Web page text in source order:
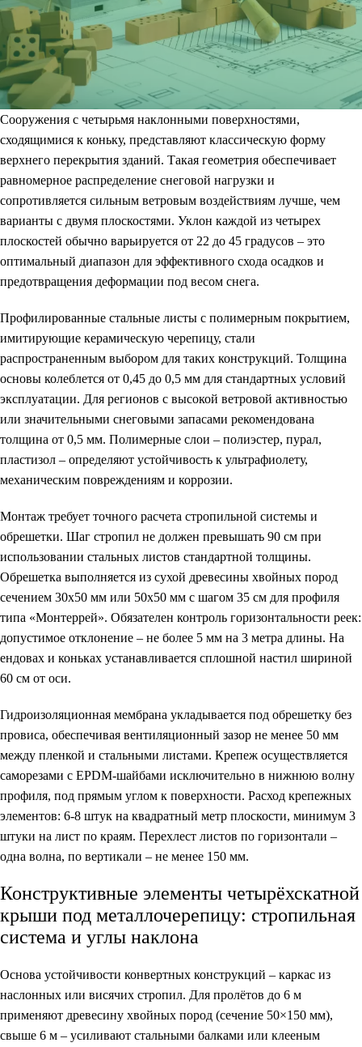
Сооружения с четырьмя наклонными поверхностями,
сходящимися к коньку, представляют классическую форму
верхнего перекрытия зданий. Такая геометрия обеспечивает
равномерное распределение снеговой нагрузки и
сопротивляется сильным ветровым воздействиям лучше, чем
варианты с двумя плоскостями. Уклон каждой из четырех
плоскостей обычно варьируется от 22 до 45 градусов – это
оптимальный диапазон для эффективного схода осадков и
предотвращения деформации под весом снега.
Профилированные стальные листы с полимерным покрытием,
имитирующие керамическую черепицу, стали
распространенным выбором для таких конструкций. Толщина
основы колеблется от 0,45 до 0,5 мм для стандартных условий
эксплуатации. Для регионов с высокой ветровой активностью
или значительными снеговыми запасами рекомендована
толщина от 0,5 мм. Полимерные слои – полиэстер, пурал,
пластизол – определяют устойчивость к ультрафиолету,
механическим повреждениям и коррозии.
Монтаж требует точного расчета стропильной системы и
обрешетки. Шаг стропил не должен превышать 90 см при
использовании стальных листов стандартной толщины.
Обрешетка выполняется из сухой древесины хвойных пород
сечением 30х50 мм или 50х50 мм с шагом 35 см для профиля
типа «Монтеррей». Обязателен контроль горизонтальности реек:
допустимое отклонение – не более 5 мм на 3 метра длины. На
ендовах и коньках устанавливается сплошной настил шириной
60 см от оси.
Гидроизоляционная мембрана укладывается под обрешетку без
провиса, обеспечивая вентиляционный зазор не менее 50 мм
между пленкой и стальными листами. Крепеж осуществляется
саморезами с EPDM-шайбами исключительно в нижнюю волну
профиля, под прямым углом к поверхности. Расход крепежных
элементов: 6-8 штук на квадратный метр плоскости, минимум 3
штуки на лист по краям. Перехлест листов по горизонтали –
одна волна, по вертикали – не менее 150 мм.
Конструктивные элементы четырёхскатной
крыши под металлочерепицу: стропильная
система и углы наклона
Основа устойчивости конвертных конструкций – каркас из
наслонных или висячих стропил. Для пролётов до 6 м
применяют древесину хвойных пород (сечение 50×150 мм),
свыше 6 м – усиливают стальными балками или клееным